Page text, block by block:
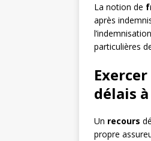
La notion de
après
particulières
délais
Un recours
propre